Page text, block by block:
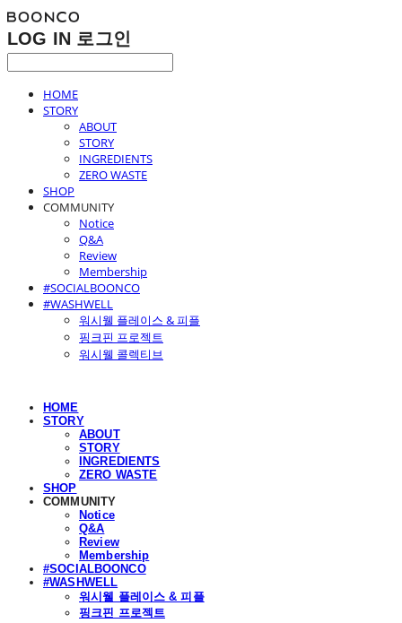
LOG IN 로그인
HOME
STORY
ABOUT
STORY
INGREDIENTS
ZERO WASTE
SHOP
COMMUNITY
Notice
Q&A
Review
Membership
#SOCIALBOONCO
#WASHWELL
워시웰 플레이스 & 피플
핑크핀 프로젝트
워시웰 콜렉티브
HOME
STORY
ABOUT
STORY
INGREDIENTS
ZERO WASTE
SHOP
COMMUNITY
Notice
Q&A
Review
Membership
#SOCIALBOONCO
#WASHWELL
워시웰 플레이스 & 피플
핑크핀 프로젝트